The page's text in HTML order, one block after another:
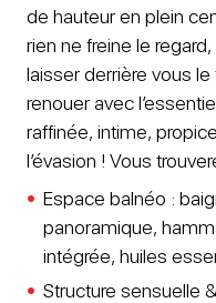
de hauteur en plein
rien ne freine le
laisser derrière vous
renouer avec
raffinée, intime,
l’évasion ! Vous
Espace balnéo :
panoramique,
intégrée, huiles
Structure sensuelle